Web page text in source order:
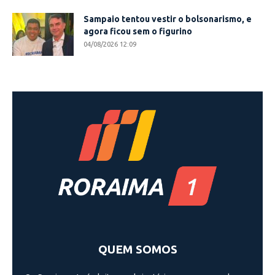
Sampaio tentou vestir o bolsonarismo, e
agora ficou sem o figurino
04/08/2026 12:09
QUEM SOMOS